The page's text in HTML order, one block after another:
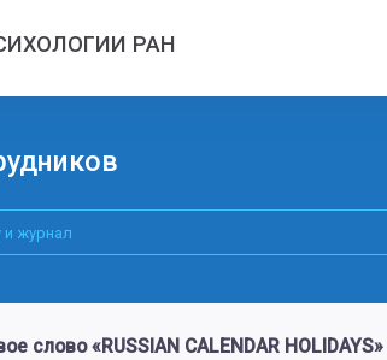
РАН
«RUSSIAN CALENDAR HOLIDAYS»